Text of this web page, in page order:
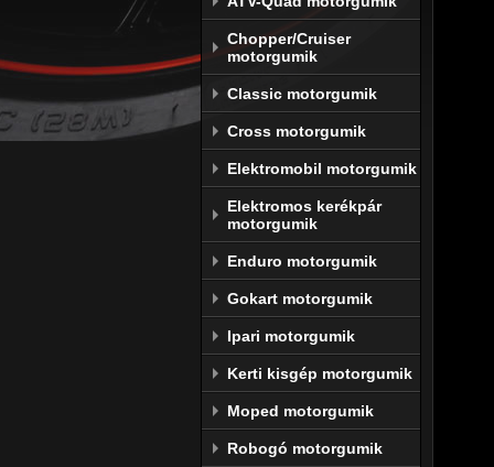
Chopper/Cruiser
motorgumik
Classic motorgumik
Cross motorgumik
Elektromobil motorgumik
Elektromos kerékpár
motorgumik
Enduro motorgumik
Gokart motorgumik
Ipari motorgumik
Kerti kisgép motorgumik
Moped motorgumik
Robogó motorgumik